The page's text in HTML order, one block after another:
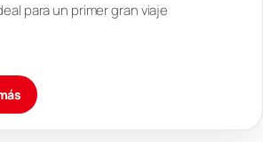
para un primer gran viaje